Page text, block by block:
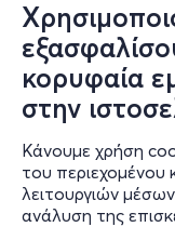
κορυφαία
στην
Κάνουμε χρήση
του περιεχομένου
λειτουργιών
ανάλυση της
Πληροφορίες
Υποστήριξη
Stay Connected